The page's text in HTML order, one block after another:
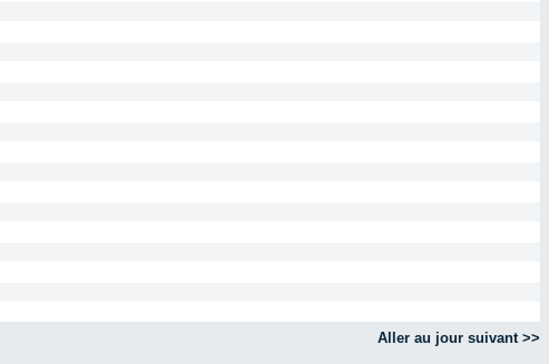
Aller au jour suivant >>